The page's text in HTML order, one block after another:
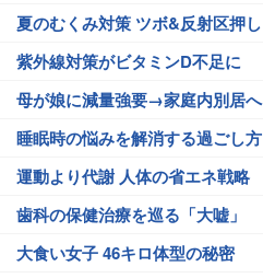
夏のむくみ対策 ツボ&反射区押し
紫外線対策がビタミンD不足に
母が娘に減量強要→家庭内別居へ
睡眠時の悩みを解消する過ごし方
運動より代謝 人体の省エネ戦略
歯科の保健治療を巡る「大嘘」
大食い女子 46キロ体型の秘密